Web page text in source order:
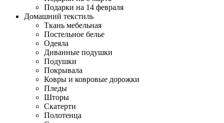
Подарки на 14 февраля
Домашний текстиль
Ткань мебельная
Постельное белье
Одеяла
Диванные подушки
Подушки
Покрывала
Ковры и ковровые дорожки
Пледы
Шторы
Скатерти
Полотенца